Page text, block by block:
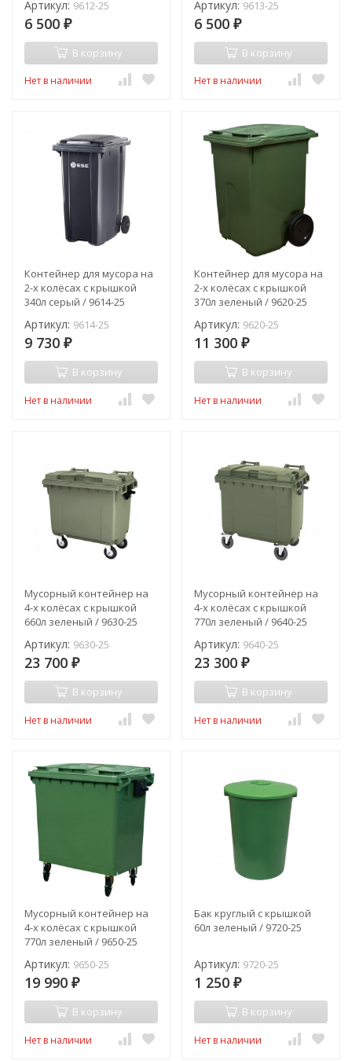
Артикул: 9612-25
6 500 ₽
В корзину
Нет в наличии
Артикул: 9613-25
6 500 ₽
В корзину
Нет в наличии
Контейнер для мусора на
2-х колёсах с крышкой
340л серый / 9614-25
Артикул: 9614-25
9 730 ₽
В корзину
Нет в наличии
Контейнер для мусора на
2-х колёсах с крышкой
370л зеленый / 9620-25
Артикул: 9620-25
11 300 ₽
В корзину
Нет в наличии
Мусорный контейнер на
4-х колёсах с крышкой
660л зеленый / 9630-25
Артикул: 9630-25
23 700 ₽
В корзину
Нет в наличии
Мусорный контейнер на
4-х колёсах с крышкой
770л зеленый / 9640-25
Артикул: 9640-25
23 300 ₽
В корзину
Нет в наличии
Мусорный контейнер на
4-х колёсах с крышкой
770л зеленый / 9650-25
Артикул: 9650-25
19 990 ₽
В корзину
Нет в наличии
Бак круглый с крышкой
60л зеленый / 9720-25
Артикул: 9720-25
1 250 ₽
В корзину
Нет в наличии